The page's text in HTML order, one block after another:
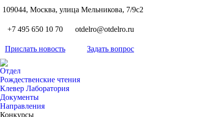
109044, Москва, улица Мельникова, 7/9с2
+7 495 650 10 70 otdelro@otdelro.ru
Прислать новость Задать вопрос
Отдел
Рождественские чтения
Клевер Лаборатория
Документы
Направления
Конкурсы